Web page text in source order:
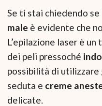
Se ti stai chiedendo se
male è evidente che
L’epilazione laser è
dei peli pressoché
possibilità di utilizzare
seduta e creme
delicate.